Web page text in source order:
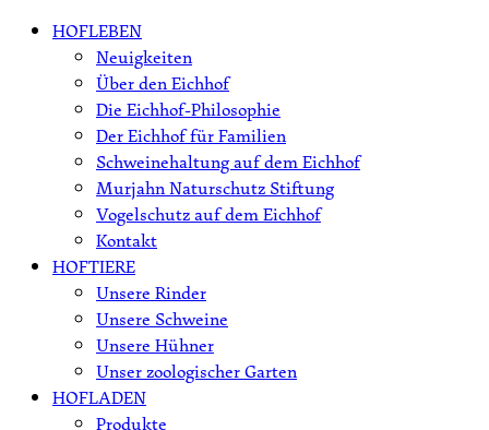
Skip HOFLEBEN
Neuigkeiten
Über den Eichhof
Die Eichhof-Philosophie
Der Eichhof für Familien
Schweinehaltung auf dem Eichhof
Murjahn Naturschutz Stiftung
Vogelschutz auf dem Eichhof
Kontakt
HOFTIERE
Unsere Rinder
Unsere Schweine
Unsere Hühner
Unser zoologischer Garten
HOFLADEN
Produkte